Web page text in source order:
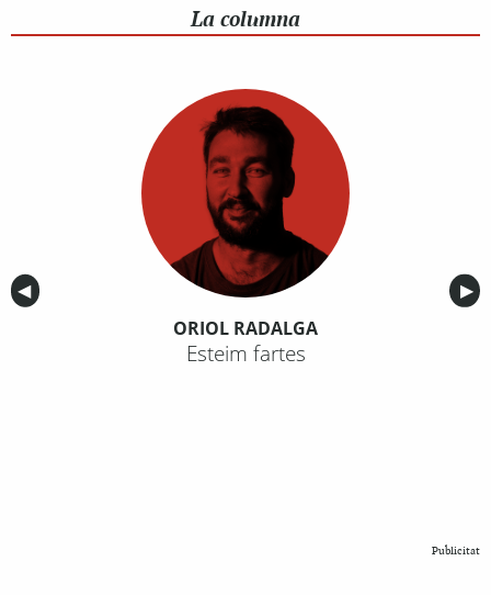
La columna
Anterior
◀︎ ▶︎
ORIOL RADALGA
Esteim fartes
Publicitat